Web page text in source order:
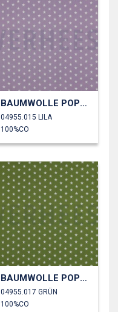
BAUMWOLLE POPELINE KLEINE STERNE
04955.015 LILA
100%CO
BAUMWOLLE POPELINE KLEINE STERNE
04955.017 GRÜN
100%CO